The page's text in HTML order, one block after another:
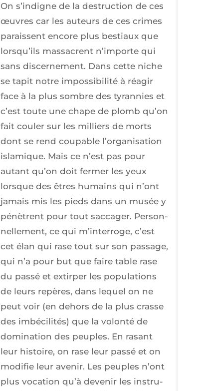
On s’in­digne de la des­truc­tion de ces
œuvres car les auteurs de ces crimes
paraissent encore plus bes­tiaux que
lors­qu’ils mas­sacrent n’im­porte qui
sans dis­cer­ne­ment. Dans cette niche
se tapit notre impos­si­bi­li­té à réagir
face à la plus sombre des tyran­nies et
c’est toute une chape de plomb qu’on
fait cou­ler sur les mil­liers de morts
dont se rend cou­pable l’or­ga­ni­sa­tion
isla­mique. Mais ce n’est pas pour
autant qu’on doit fer­mer les yeux
lorsque des êtres humains qui n’ont
jamais mis les pieds dans un musée y
pénètrent pour tout sac­ca­ger. Per­son­
nel­le­ment, ce qui m’in­ter­roge, c’est
cet élan qui rase tout sur son pas­sage,
qui n’a pour but que faire table rase
du pas­sé et extir­per les popu­la­tions
de leurs repères, dans lequel on ne
peut voir (en dehors de la plus crasse
des imbé­ci­li­tés) que la volon­té de
domi­na­tion des peuples. En rasant
leur his­toire, on rase leur pas­sé et on
modi­fie leur ave­nir. Les peuples n’ont
plus voca­tion qu’à deve­nir les ins­tru­